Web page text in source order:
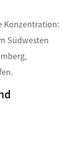
Konzentration:
Südwesten